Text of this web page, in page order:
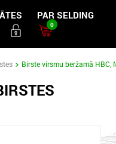
PAR SELDING
0
Birste virsmu beržamā HBC,